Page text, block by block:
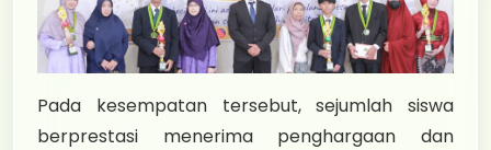
Pada kesempatan tersebut, sejumlah siswa
berprestasi menerima penghargaan dan